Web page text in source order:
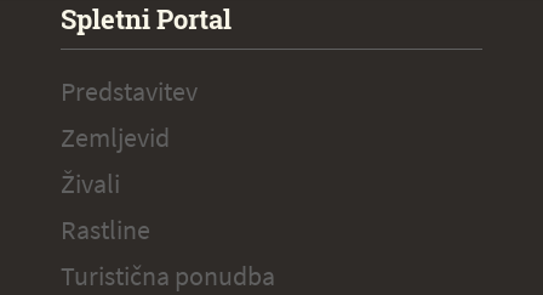
Spletni Portal
Predstavitev
Zemljevid
Živali
Rastline
Turistična ponudba